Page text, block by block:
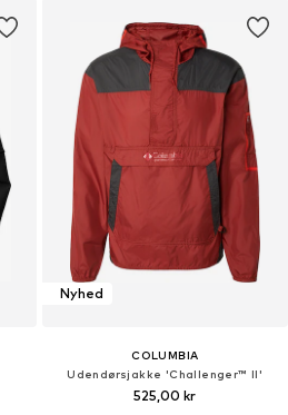
Nyhed
COLUMBIA
Udendørsjakke 'Challenger™ II'
525,00 kr